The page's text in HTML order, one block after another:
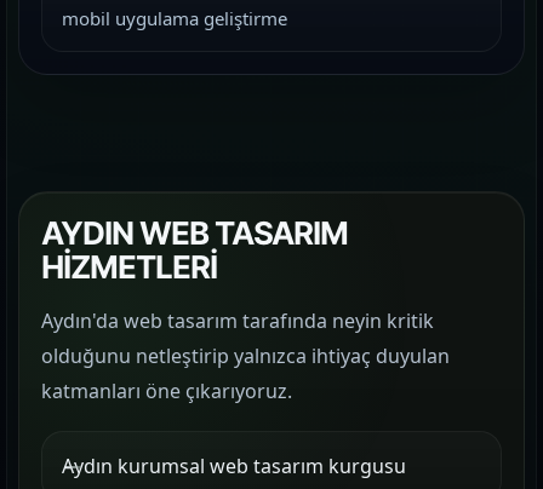
mobil uygulama geliştirme
AYDIN WEB TASARIM
HİZMETLERİ
Aydın'da web tasarım tarafında neyin kritik
olduğunu netleştirip yalnızca ihtiyaç duyulan
katmanları öne çıkarıyoruz.
Aydın kurumsal web tasarım kurgusu